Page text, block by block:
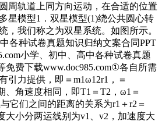
周轨道上同方向运动，在合适的位置
星模型1．双星模型(1)绕公共圆心转
，我们称之为双星系统。如图所示。
各种试卷真题知识归纳文案合同PPT
小学、初中、高中各种试卷真题
免费下载www.doc985.com①各自所需
引力提供，即＝m1ω12r1，＝
角速度相同，即T1＝T2，ω1＝
它们之间的距离的关系为r1＋r2＝
大小分两运线别为v1、v2，加速度大